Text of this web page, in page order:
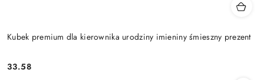
Kubek premium dla kierownika urodziny imieniny śmieszny prezent
Cena:
33.58